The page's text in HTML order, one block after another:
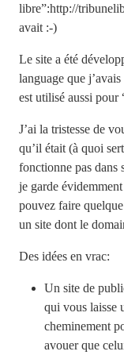
libre”:http://
avait :-)
Le site a été
language que
est utilisé aussi
J’ai la tristesse de
qu’il était (à quoi
fonctionne pas dans
je garde
pouvez faire
un site dont le
Des idées en vrac:
Un site de
qui vous laisse
cheminement
avouer que